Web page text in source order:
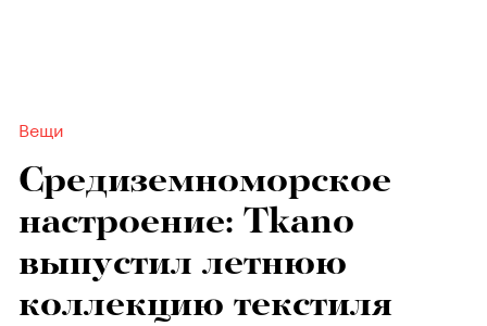
Вещи
Средиземноморское
настроение: Tkano
выпустил летнюю
коллекцию текстиля